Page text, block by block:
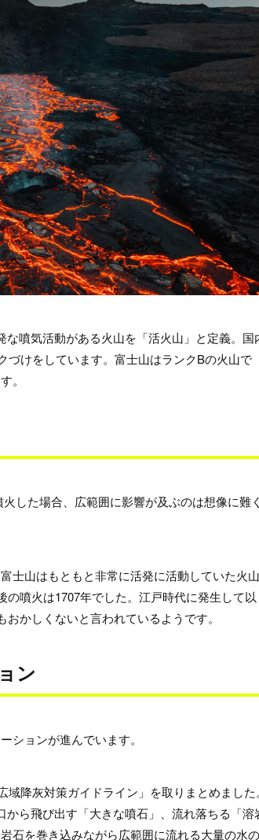
噴気活動がある火山を「活火山」と定義。国
づけをしています。富士山はランクBの火山で
。
した場合、広範囲に影響が及ぶのは想像に難く
士山はもともと非常に活発に活動していた火山
噴火は1707年でした。江戸時代に発生して以
かしくないと言われているようです。
ン
ションが進んでいます。
降灰対策ガイドライン」を取りまとめました。
ら飛び出す「大きな噴石」、流れ落ちる「溶
石を巻き込みながら広範囲に流れる大量の水